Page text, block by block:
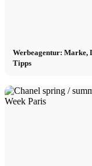
Werbeagentur: Marke,
Tipps